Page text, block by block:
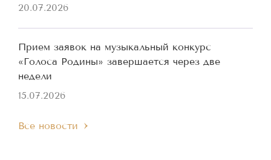
20.07.2026
Прием заявок на музыкальный конкурс
«Голоса Родины» завершается через две
недели
15.07.2026
Все новости